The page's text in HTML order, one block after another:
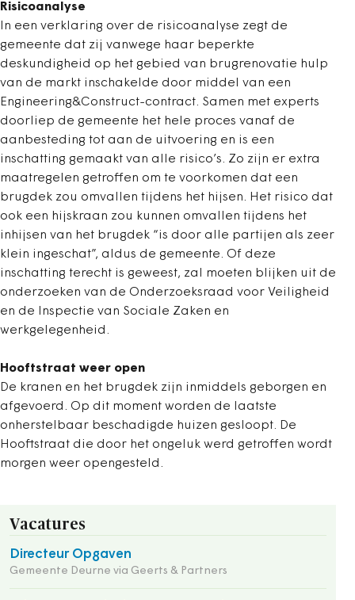
Risicoanalyse
In een verklaring over de risicoanalyse zegt de
gemeente dat zij vanwege haar beperkte
deskundigheid op het gebied van brugrenovatie hulp
van de markt inschakelde door middel van een
Engineering&Construct-contract. Samen met experts
doorliep de gemeente het hele proces vanaf de
aanbesteding tot aan de uitvoering en is een
inschatting gemaakt van alle risico’s. Zo zijn er extra
maatregelen getroffen om te voorkomen dat een
brugdek zou omvallen tijdens het hijsen. Het risico dat
ook een hijskraan zou kunnen omvallen tijdens het
inhijsen van het brugdek “is door alle partijen als zeer
klein ingeschat”, aldus de gemeente. Of deze
inschatting terecht is geweest, zal moeten blijken uit de
onderzoeken van de Onderzoeksraad voor Veiligheid
en de Inspectie van Sociale Zaken en
werkgelegenheid.
Hooftstraat weer open
De kranen en het brugdek zijn inmiddels geborgen en
afgevoerd. Op dit moment worden de laatste
onherstelbaar beschadigde huizen gesloopt. De
Hooftstraat die door het ongeluk werd getroffen wordt
morgen weer opengesteld.
Vacatures
Directeur Opgaven
Gemeente Deurne via Geerts & Partners